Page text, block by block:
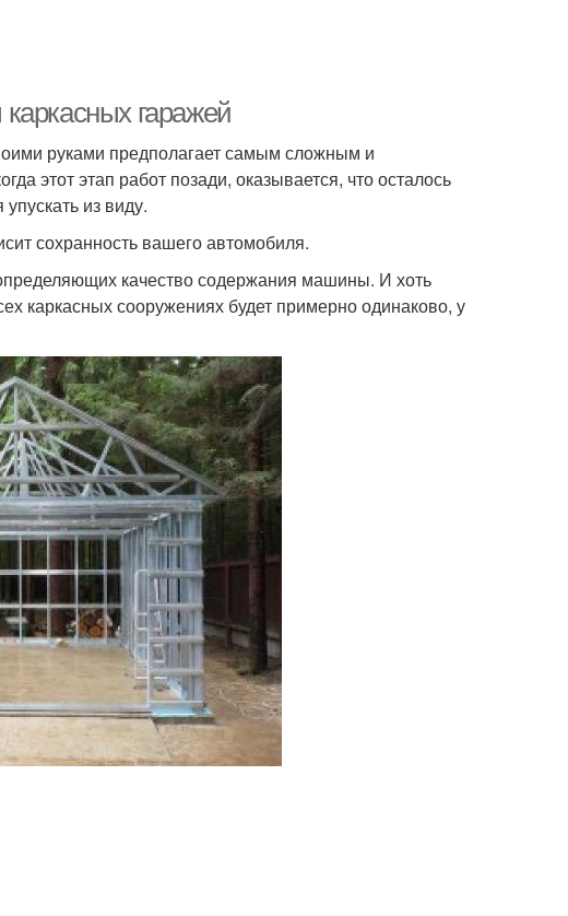
гаражей
руками предполагает самым сложным и
этот этап работ позади, оказывается, что осталось
из виду.
сохранность вашего автомобиля.
качество содержания машины. И хоть
каркасных сооружениях будет примерно одинаково, у